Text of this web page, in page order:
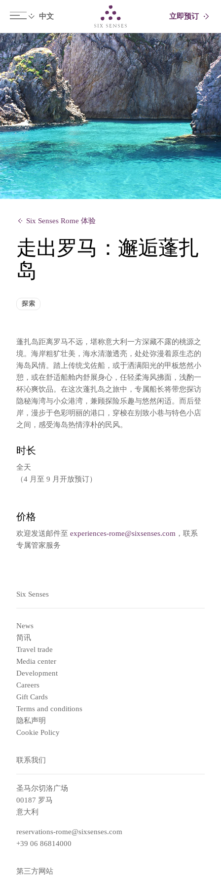
立即预订
Six Senses Rome 体验
走出罗马：邂逅蓬扎
岛
探索
蓬扎岛距离罗马不远，堪称意大利一方深藏不露的桃源之
境。海岸粗犷壮美，海水清澈透亮，处处弥漫着原生态的
海岛风情。踏上传统戈佐船，或于洒满阳光的甲板悠然小
憩，或在舒适船舱内舒展身心，任轻柔海风拂面，浅酌一
杯沁爽饮品。在这次蓬扎岛之旅中，专属船长将带您探访
隐秘海湾与小众港湾，兼顾探险乐趣与悠然闲适。而后登
岸，漫步于色彩明丽的港口，穿梭在别致小巷与特色小店
之间，感受海岛热情淳朴的民风。
时长
全天
（4 月至 9 月开放预订）
价格
欢迎发送邮件至 experiences-rome@sixsenses.com ，联系
专属管家服务
Six Senses
News
简讯
Travel trade
Media center
Development
Careers
Gift Cards
Terms and conditions
隐私声明
Cookie Policy
联系我们
圣马尔切洛广场
00187 罗马
意大利
reservations-rome@sixsenses.com
+39 06 86814000
第三方网站